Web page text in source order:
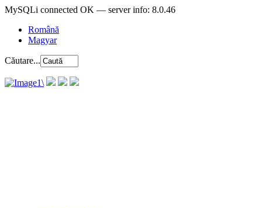
MySQLi connected OK — server info: 8.0.46
Română
Magyar
Căutare...